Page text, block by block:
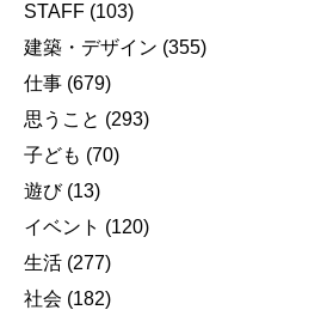
STAFF (103)
建築・デザイン (355)
仕事 (679)
思うこと (293)
子ども (70)
遊び(13)
イベント (120)
生活 (277)
社会 (182)